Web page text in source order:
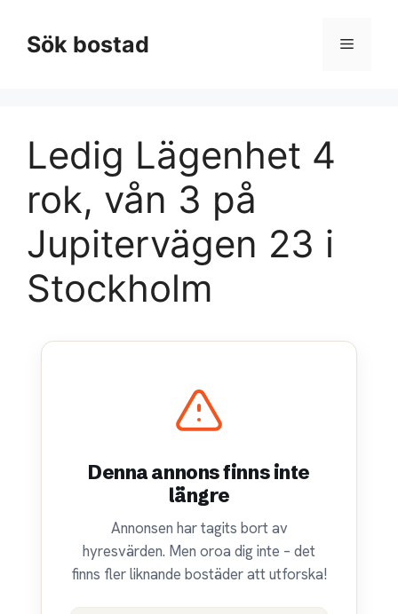
innehållSök bostad Meny
Ledig Lägenhet 4
rok, vån 3 på
Jupitervägen 23 i
Stockholm
Denna annons finns inte
längre
Annonsen har tagits bort av
hyresvärden. Men oroa dig inte – det
finns fler liknande bostäder att utforska!